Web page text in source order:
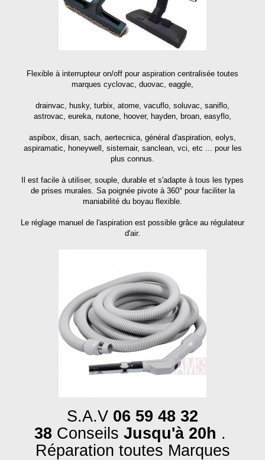
Flexible à interrupteur on/off pour aspiration centralisée toutes
marques cyclovac, duovac, eaggle,
drainvac, husky, turbix, atome, vacuflo, soluvac, saniflo,
astrovac, eureka, nutone, hoover, hayden, broan, easyflo,
aspibox, disan, sach, aertecnica, général d'aspiration, eolys,
aspiramatic, honeywell, sistemair, sanclean, vci, etc ... pour les
plus connus.
Il est facile à utiliser, souple, durable et s'adapte à tous les types
de prises murales. Sa poignée pivote à 360° pour faciliter la
maniabilité du boyau flexible.
Le réglage manuel de l'aspiration est possible grâce au régulateur
d'air.
S.A.V 06 59 48 32
38 Conseils Jusqu'à 20h .
Réparation toutes Marques